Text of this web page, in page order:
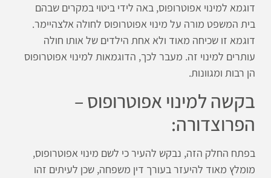
דוגמא למינוי אפוטרופוס, באה לידי ביטוי במקרים שבהם
בית המשפט מורה על מינוי אפוטרופוס לחולה אלצהיימר.
דוגמא זו שכיחה מאוד ולא אחת הילדים של אותו חולה
עותרים למינוי זה. מעבר לכך, הדוגמאות למינוי אפוטרופוס
הן רבות ומגוונות.
בקשה למינוי אפוטרופוס –
הפרוצדורה:
בפתח החלק הזה, נבקש להעיר כי לשם מינוי אפוטרופוס,
מומלץ מאוד להיעזר בעורך דין משפחה, שכן לעיתים זהו